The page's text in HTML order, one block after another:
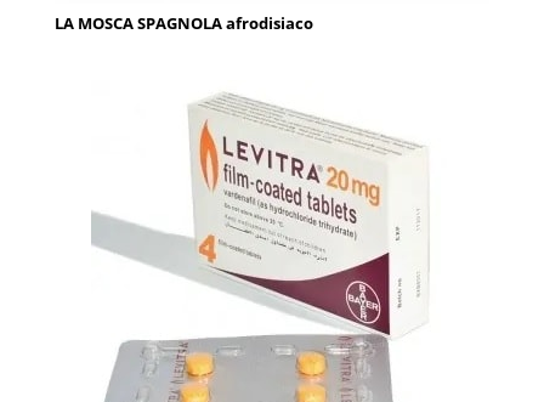
LA MOSCA SPAGNOLA afrodisiaco